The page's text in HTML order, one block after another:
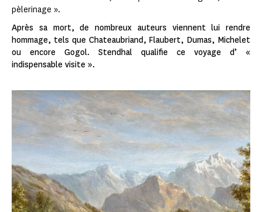
pèlerinage ».
Après sa mort, de nombreux auteurs viennent lui rendre
hommage, tels que Chateaubriand, Flaubert, Dumas, Michelet
ou encore Gogol. Stendhal qualifie ce voyage d’ «
indispensable visite ».